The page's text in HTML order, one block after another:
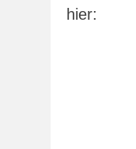
hier: